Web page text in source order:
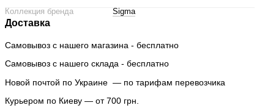
Коллекция бренда
Sigma
Доставка
Самовывоз с нашего магазина - бесплатно
Самовывоз с нашего склада - бесплатно
Новой почтой по Украине — по тарифам перевозчика
Курьером по Киеву — от 700 грн.